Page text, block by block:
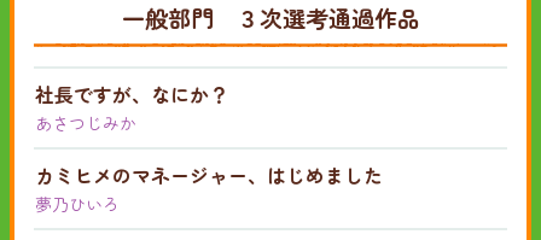
一般部門 ３次選考通過作品
社長ですが、なにか？
あさつじみか
カミヒメのマネージャー、はじめました
夢乃ひいろ